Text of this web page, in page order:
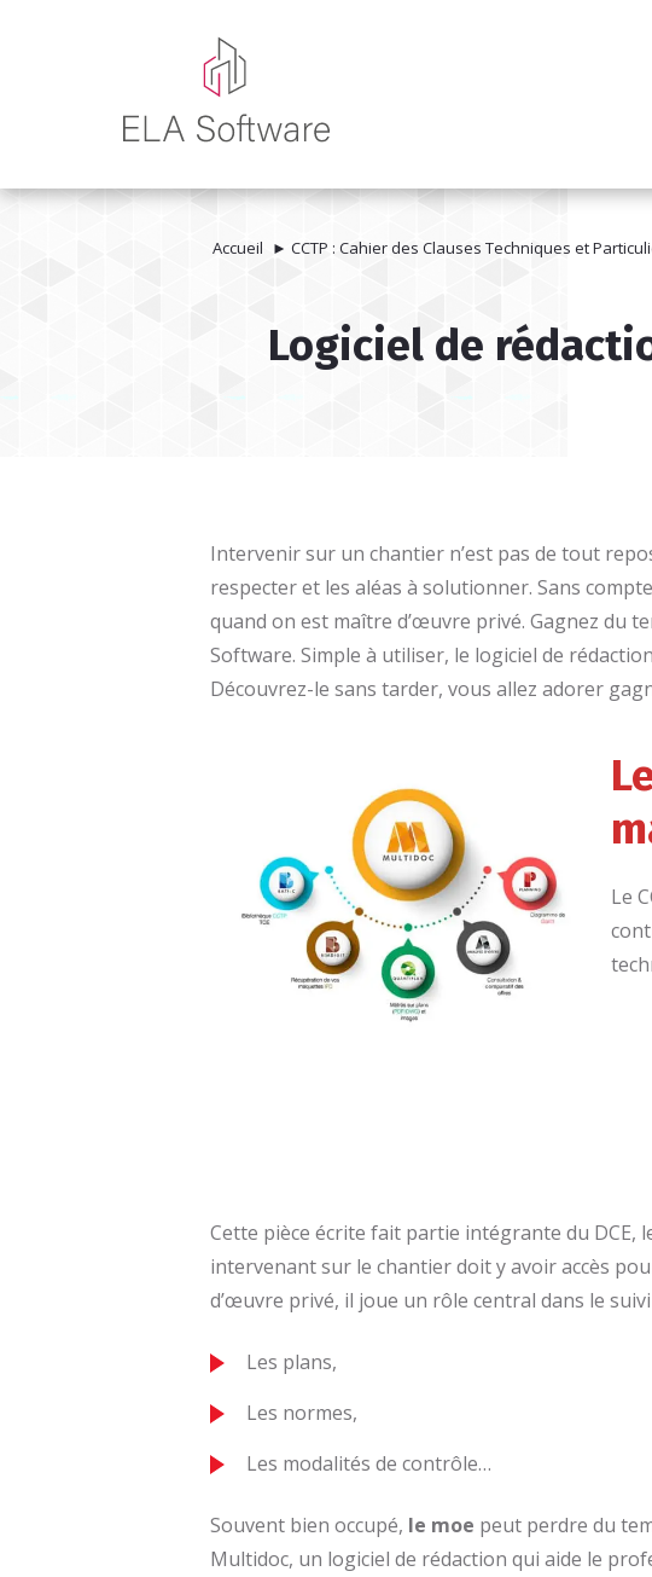
Accueil ►CCTP : Cahier des Clauses Techniques et
Logiciel de
Intervenir sur un chantier n’est pas de tout
respecter et les aléas à solutionner. Sans
quand on est maître d’œuvre privé. Gagnez du
Software. Simple à utiliser, le logiciel de
Découvrez-le sans tarder, vous allez adorer
Le
Cette pièce écrite fait partie intégrante du DCE,
intervenant sur le chantier doit y avoir accès
d’œuvre privé, il joue un rôle central dans le
Les plans,
Les normes,
Les modalités de contrôle…
Souvent bien occupé, le moe peut perdre du
Multidoc, un logiciel de rédaction qui aide le